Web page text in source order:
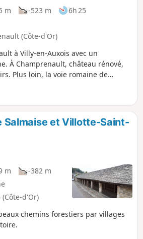
m -523 m
6h 25
(Côte-d'Or)
à Villy-en-Auxois avec un
À Champrenault, château rénové,
Plus loin, la voie romaine de
Salmaise et Villotte-Saint-
m
-382 m
d'Or)
chemins forestiers par villages